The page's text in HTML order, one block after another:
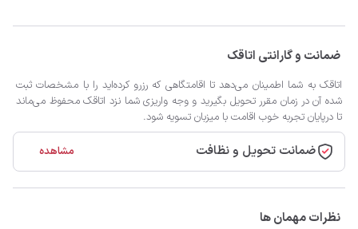
ضمانت و گارانتی اتاقک
اتاقک به شما اطمینان می‌دهد تا اقامتگاهی که رزرو کرده‌اید را با مشخصات ثبت
شده آن در زمان مقرر تحویل بگیرید و وجه واریزی شما نزد اتاقک محفوظ می‌ماند
تا درپایان تجربه خوب اقامت با میزبان تسویه شود.
ضمانت تحویل و نظافت مشاهده
نظرات مهمان ها